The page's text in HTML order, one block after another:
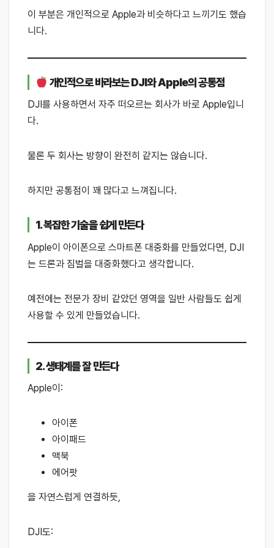
이 부분은 개인적으로 Apple과 비슷하다고 느끼기도 했습
니다.
개인적으로 바라보는 DJI와 Apple의 공통점
DJI를 사용하면서 자주 떠오르는 회사가 바로 Apple입니
다.
물론 두 회사는 방향이 완전히 같지는 않습니다.
하지만 공통점이 꽤 많다고 느껴집니다.
1. 복잡한 기술을 쉽게 만든다
Apple이 아이폰으로 스마트폰 대중화를 만들었다면, DJI
는 드론과 짐벌을 대중화했다고 생각합니다.
예전에는 전문가 장비 같았던 영역을 일반 사람들도 쉽게
사용할 수 있게 만들었습니다.
2. 생태계를 잘 만든다
Apple이:
아이폰
아이패드
맥북
에어팟
을 자연스럽게 연결하듯,
DJI도: